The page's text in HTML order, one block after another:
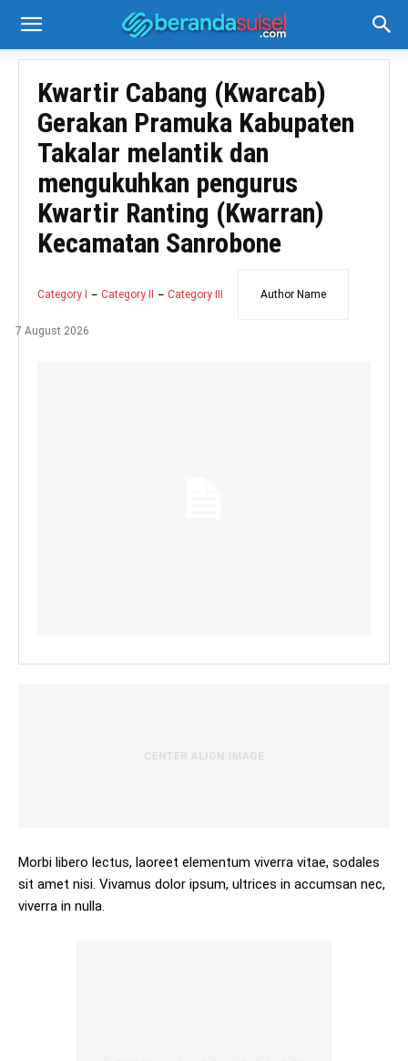
Kwartir Cabang (Kwarcab)
Gerakan Pramuka Kabupaten
Takalar melantik dan
mengukuhkan pengurus
Kwartir Ranting (Kwarran)
Kecamatan Sanrobone
Category I Category II Category III Author Name
7 August 2026
Morbi libero lectus, laoreet elementum viverra vitae, sodales
sit amet nisi. Vivamus dolor ipsum, ultrices in accumsan nec,
viverra in nulla.